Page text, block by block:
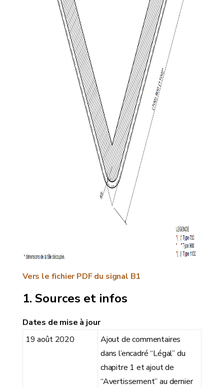
Vers le fichier PDF du signal B1
Sources et infos
Dates de mise à jour
19 août 2020
Ajout de commentaires
dans l’encadré “Légal” du
chapitre 1 et ajout de
“Avertissement” au dernier